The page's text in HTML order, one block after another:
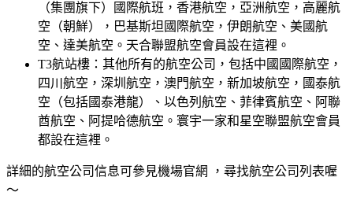
（集團旗下）國際航班，香港航空，亞洲航空，高麗航
空（朝鮮），巴基斯坦國際航空，伊朗航空、美國航
空、達美航空。天合聯盟航空會員設在這裡。
T3航站樓：其他所有的航空公司，包括中國國際航空，
四川航空，深圳航空，澳門航空，新加坡航空，國泰航
空（包括國泰港龍）、以色列航空、菲律賓航空、阿聯
酋航空、阿提哈德航空。寰宇一家和星空聯盟航空會員
都設在這裡。
詳細的航空公司信息可參見機場官網 ，尋找航空公司列表喔
～